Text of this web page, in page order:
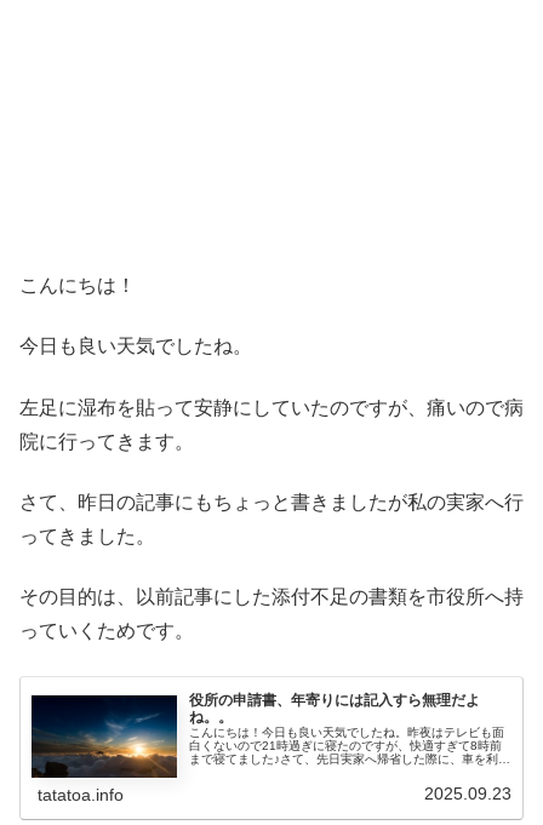
こんにちは！
今日も良い天気でしたね。
左足に湿布を貼って安静にしていたのですが、痛いので病
院に行ってきます。
さて、昨日の記事にもちょっと書きましたが私の実家へ行
ってきました。
その目的は、以前記事にした添付不足の書類を市役所へ持
っていくためです。
役所の申請書、年寄りには記入すら無理だよ
ね。。
こんにちは！今日も良い天気でしたね。昨夜はテレビも面
白くないので21時過ぎに寝たのですが、快適すぎて8時前
まで寝てました♪さて、先日実家へ帰省した際に、車を利用
tatatoa.info 2025.09.23